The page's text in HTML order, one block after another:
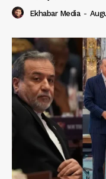
Ekhabar Media -